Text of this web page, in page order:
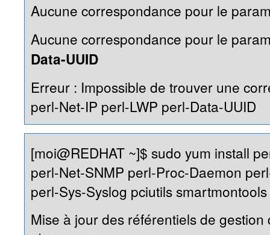
Aucune correspondance pour le
Aucune correspondance pour le
Data-UUID
Erreur : Impossible de trouver une
perl-Net-IP perl-LWP perl-Data-UUID
[moi@REDHAT ~]$ sudo yum install
perl-Net-SNMP perl-Proc-Daemon
perl-Sys-Syslog pciutils
Mise à jour des référentiels de gestion